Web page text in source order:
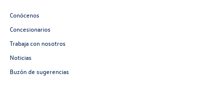
Conócenos
Concesionarios
Trabaja con nosotros
Noticias
Buzón de sugerencias